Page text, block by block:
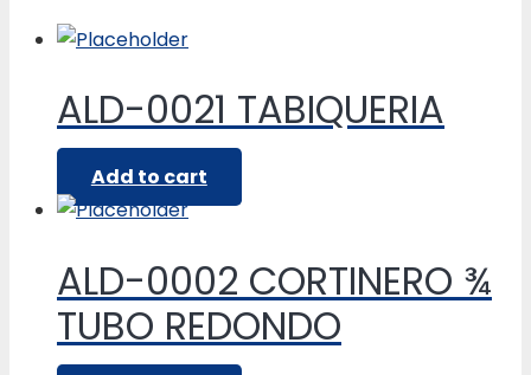
ALD-0021 TABIQUERIA
Add to cart
ALD-0002 CORTINERO ¾
TUBO REDONDO